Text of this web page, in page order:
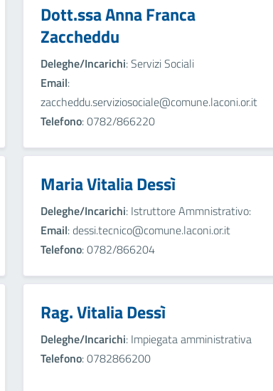
Dott.ssa Anna Franca
Zaccheddu
Deleghe/Incarichi: Servizi Sociali
Email:
zaccheddu.serviziosociale@comune.laconi.or.it
Telefono: 0782/866220
Maria Vitalia Dessì
Deleghe/Incarichi: Istruttore Ammnistrativo:
Email: dessi.tecnico@comune.laconi.or.it
Telefono: 0782/866204
Rag. Vitalia Dessì
Deleghe/Incarichi: Impiegata amministrativa
Telefono: 0782866200